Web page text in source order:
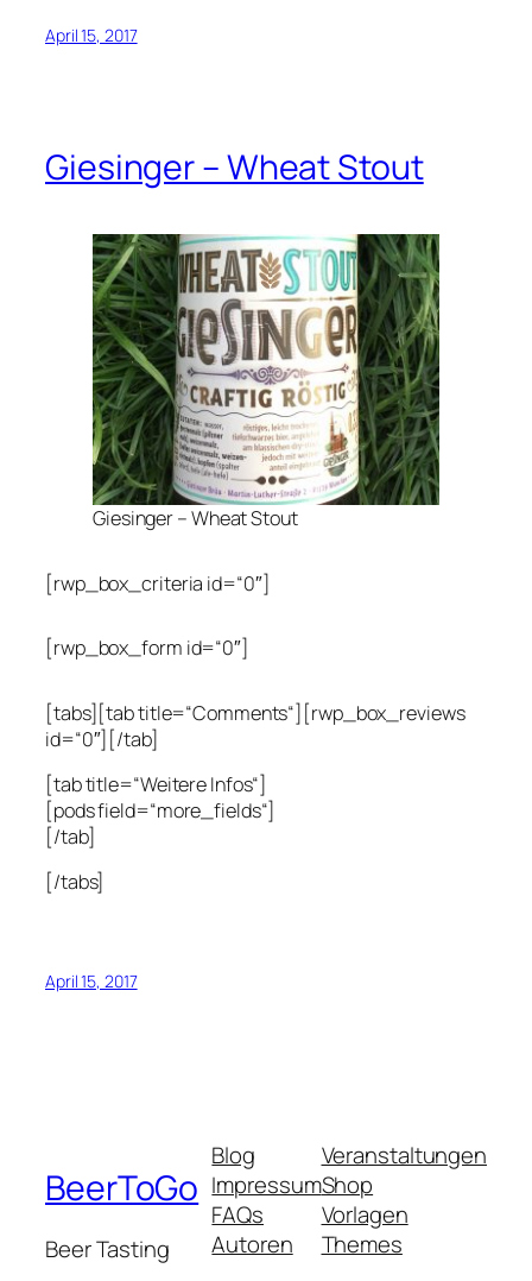
April 15, 2017
Giesinger – Wheat Stout
Giesinger – Wheat Stout
[rwp_box_criteria id=“0″]
[rwp_box_form id=“0″]
[tabs][tab title=“Comments“][rwp_box_reviews
id=“0″][/tab]
[tab title=“Weitere Infos“]
[pods field=“more_fields“]
[/tab]
[/tabs]
April 15, 2017
BeerToGo
Beer Tasting
Blog
Impressum
FAQs
Autoren
Veranstaltungen
Shop
Vorlagen
Themes